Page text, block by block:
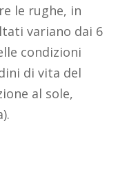
le rughe, in
variano dai 6
condizioni
di vita del
al sole,